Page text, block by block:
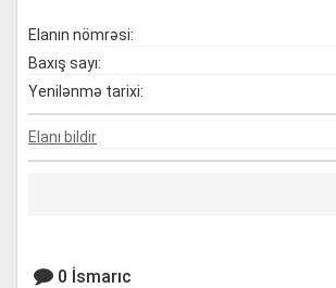
Elanın nömrəsi:
Baxış sayı:
Yenilənmə tarixi:
Elanı bildir
0 İsmarıc